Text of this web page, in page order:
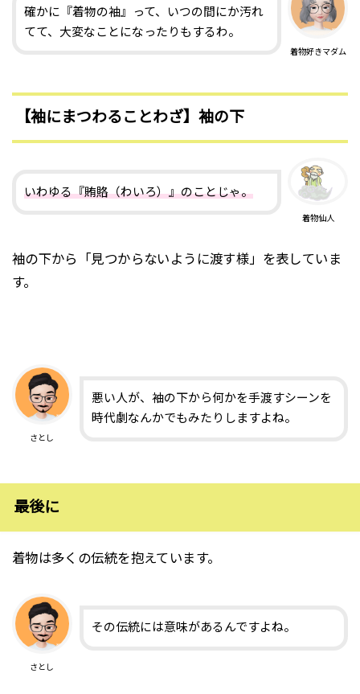
着物好きマダム
確かに『着物の袖』って、いつの間にか汚れ
てて、大変なことになったりもするわ。
【袖にまつわることわざ】袖の下
着物仙人
いわゆる『賄賂（わいろ）』のことじゃ。
袖の下から「見つからないように渡す様」を表していま
す。
さとし
悪い人が、袖の下から何かを手渡すシーンを
時代劇なんかでもみたりしますよね。
最後に
着物は多くの伝統を抱えています。
さとし
その伝統には意味があるんですよね。